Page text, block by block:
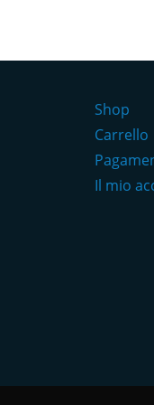
Shop
Carrello
Il mio